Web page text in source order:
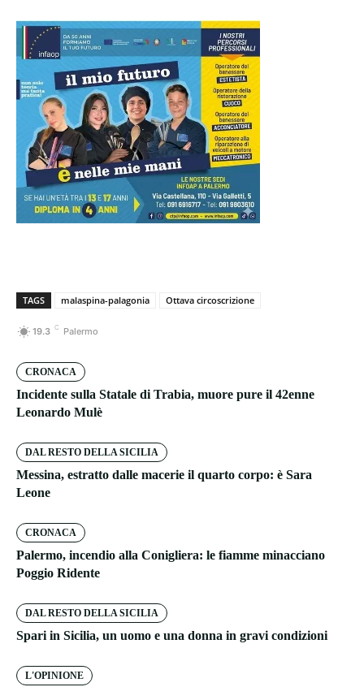
TAGS malaspina-palagonia Ottava circoscrizione
19.3 C Palermo
CRONACA
Incidente sulla Statale di Trabia, muore pure il 42enne
Leonardo Mulè
DAL RESTO DELLA SICILIA
Messina, estratto dalle macerie il quarto corpo: è Sara
Leone
CRONACA
Palermo, incendio alla Conigliera: le fiamme minacciano
Poggio Ridente
DAL RESTO DELLA SICILIA
Spari in Sicilia, un uomo e una donna in gravi condizioni
L'OPINIONE